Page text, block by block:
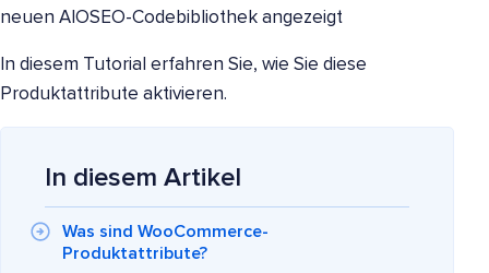
neuen AIOSEO-Codebibliothek angezeigt
In diesem Tutorial erfahren Sie, wie Sie diese
Produktattribute aktivieren.
In diesem Artikel
Was sind WooCommerce-
Produktattribute?